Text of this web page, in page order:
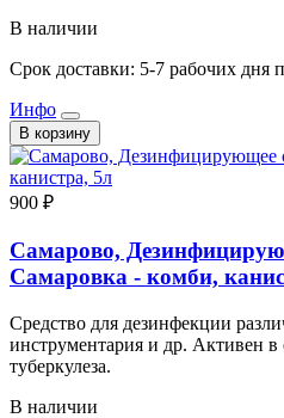
В наличии
Срок доставки: 5-7 рабочих дня
Инфо
В корзину
900 ₽
Самарово,
Самаровка - комби,
Средство для дезинфекции
инструментария и др. Активен
туберкулеза.
В наличии